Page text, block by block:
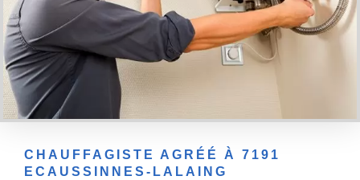
CHAUFFAGISTE AGRÉÉ À 7191
ECAUSSINNES-LALAING